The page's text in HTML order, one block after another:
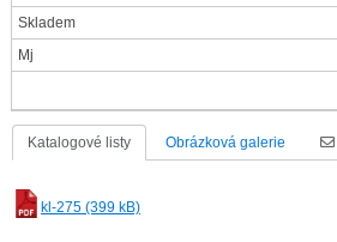
Skladem
Mj
Katalogové listy Obrázková galerie
kl-275 (399 kB)